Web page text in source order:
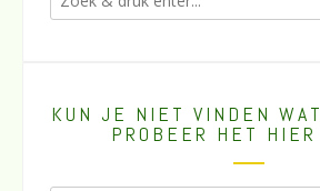
KUN JE NIET VINDEN
PROBEER HET